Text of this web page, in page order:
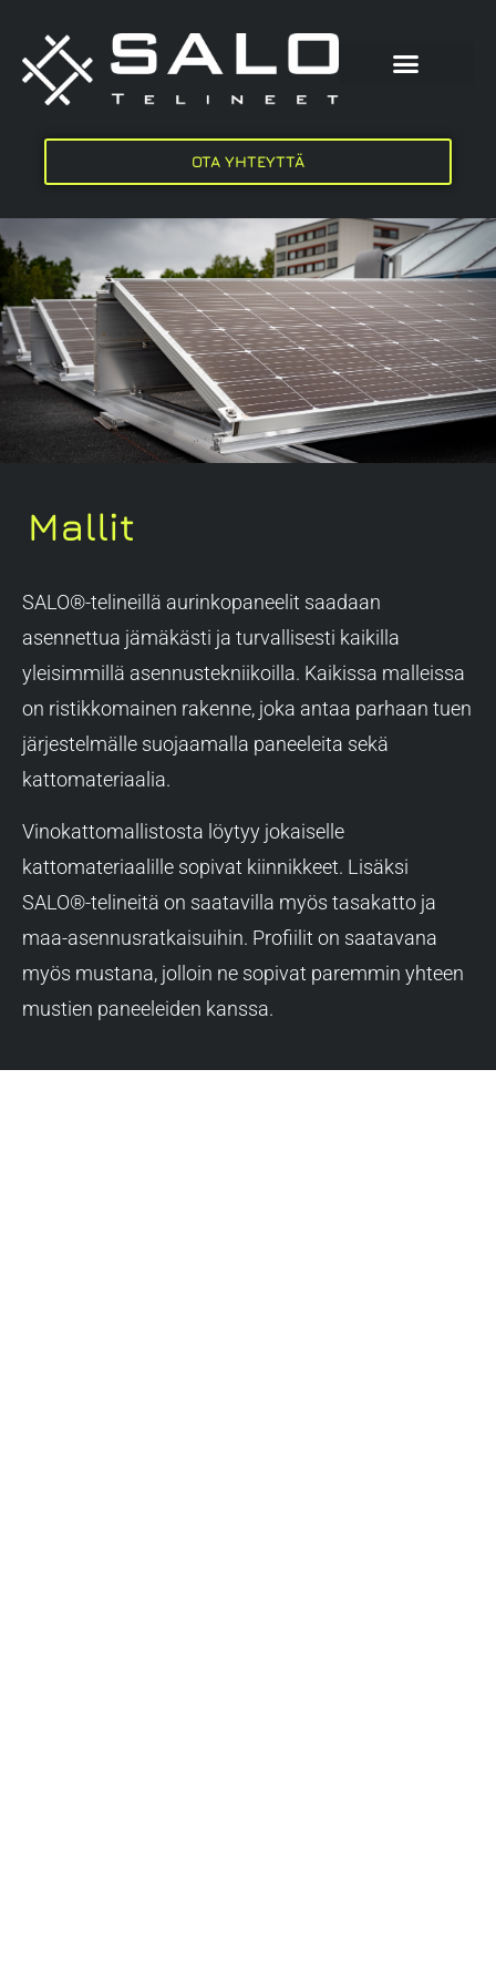
OTA YHTEYTTÄ
Mallit
SALO®-telineillä aurinkopaneelit saadaan
asennettua jämäkästi ja turvallisesti kaikilla
yleisimmillä asennustekniikoilla. Kaikissa malleissa
on ristikkomainen rakenne, joka antaa parhaan tuen
järjestelmälle suojaamalla paneeleita sekä
kattomateriaalia.
Vinokattomallistosta löytyy jokaiselle
kattomateriaalille sopivat kiinnikkeet. Lisäksi
SALO®-telineitä on saatavilla myös tasakatto ja
maa-asennusratkaisuihin. Profiilit on saatavana
myös mustana, jolloin ne sopivat paremmin yhteen
mustien paneeleiden kanssa.